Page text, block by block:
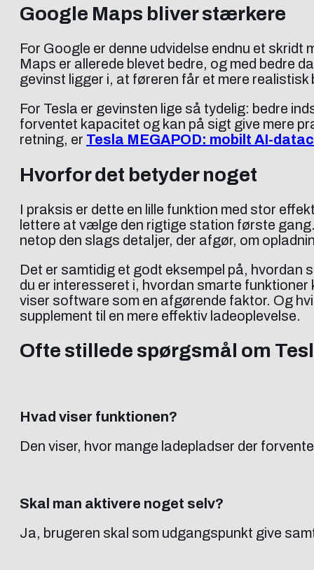
Google Maps bliver stærkere
For Google er denne udvidelse endnu et
Maps er allerede blevet bedre, og med bedre
gevinst ligger i, at føreren får et mere
For Tesla er gevinsten lige så tydelig: bedre
forventet kapacitet og kan på sigt give mere
retning, er Tesla MEGAPOD: mobilt AI-
Hvorfor det betyder noget
I praksis er dette en lille funktion med stor
lettere at vælge den rigtige station første
netop den slags detaljer, der afgør, om
Det er samtidig et godt eksempel på, hvordan
du er interesseret i, hvordan smarte
viser software som en afgørende faktor. Og
supplement til en mere effektiv ladeoplevelse.
Ofte stillede spørgsmål om
Hvad viser funktionen?
Den viser, hvor mange ladepladser der
Skal man aktivere noget selv?
Ja, brugeren skal som udgangspunkt give